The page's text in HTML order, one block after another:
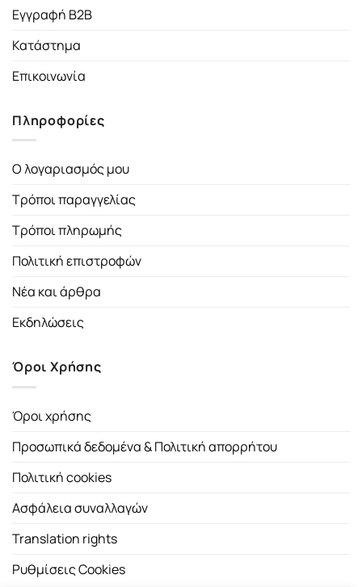
Εγγραφή B2B
Κατάστημα
Επικοινωνία
Πληροφορίες
Ο λογαριασμός μου
Τρόποι παραγγελίας
Τρόποι πληρωμής
Πολιτική επιστροφών
Νέα και άρθρα
Εκδηλώσεις
Όροι Χρήσης
Όροι χρήσης
Προσωπικά δεδομένα & Πολιτική απορρήτου
Πολιτική cookies
Ασφάλεια συναλλαγών
Translation rights
Ρυθμίσεις Cookies